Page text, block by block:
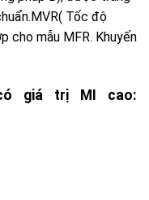
Tốc độ
cho mẫu MFR. Khuyến
giá trị MI cao: